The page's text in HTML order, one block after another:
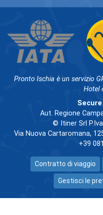
Pronto Ischia è un servizio
Hotel
Secure
Aut. Regione
© Itiner Srl
Via Nuova Cartaromana,
+39
Contratto di viaggio
Gestisci le